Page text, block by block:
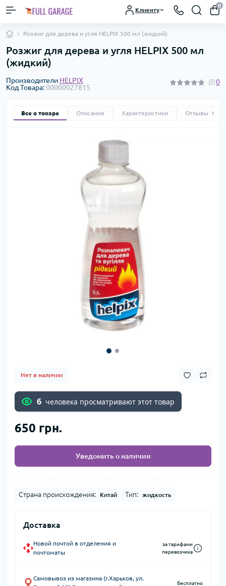
Клиенту
0
Розжиг для дерева и угля HELPIX 500 мл (жидкий)
Розжиг для дерева и угля HELPIX 500 мл
(жидкий)
Производители HELPIX
Код Товара:00000027815
0
Все о товаре Описание Характеристики Отзывы
Нет в наличии
6 человека просматривают этот товар
650 грн.
Уведомить о наличии
Страна происхождения: Китай Тип: жидкость
Доставка
Новой почтой в отделения и
почтоматы
за тарифами
перевозчика
Самовывоз из магазина (г.Харьков, ул.
бесплатно